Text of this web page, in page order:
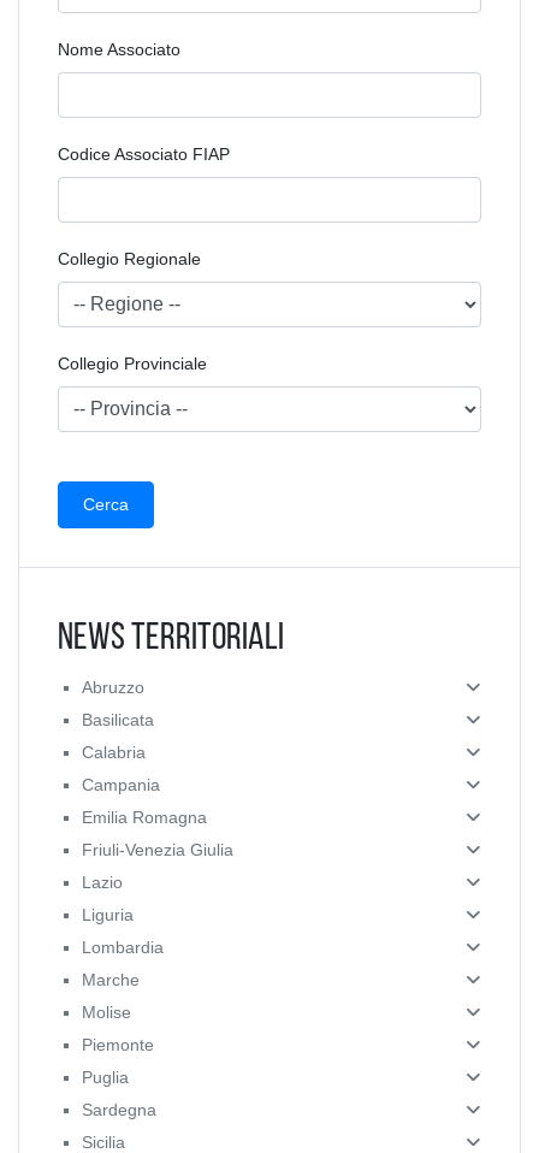
Nome Associato
Codice Associato FIAP
Collegio Regionale
Collegio Provinciale
News Territoriali
Abruzzo
Basilicata
Calabria
Campania
Emilia Romagna
Friuli-Venezia Giulia
Lazio
Liguria
Lombardia
Marche
Molise
Piemonte
Puglia
Sardegna
Sicilia